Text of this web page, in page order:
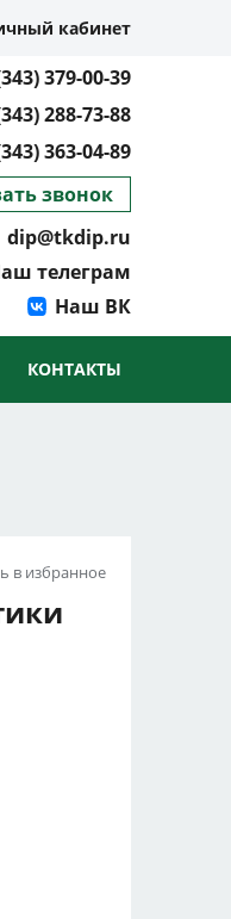
кабинет
379-00-39
288-73-88
363-04-89
звонок
dip@tkdip.ru
телеграм
Наш ВК
КОНТАКТЫ
в избранное